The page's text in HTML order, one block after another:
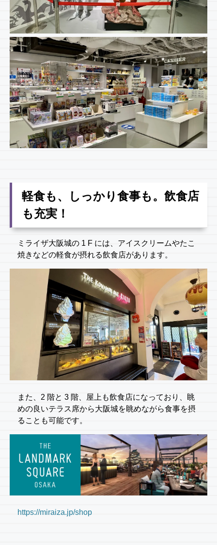
軽食も、しっかり食事も。飲食店
も充実！
ミライザ大阪城の 1 F には、アイスクリームやたこ
焼きなどの軽食が摂れる飲食店があります。
また、2 階と 3 階、屋上も飲食店になっており、眺
めの良いテラス席から大阪城を眺めながら食事を摂
ることも可能です。
https://miraiza.jp/shop